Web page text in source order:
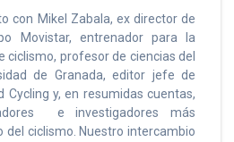
con Mikel Zabala, ex director de
Movistar, entrenador para la
ciclismo, profesor de ciencias del
de Granada, editor jefe de
Cycling y, en resumidas cuentas,
e investigadores más
del ciclismo. Nuestro intercambio